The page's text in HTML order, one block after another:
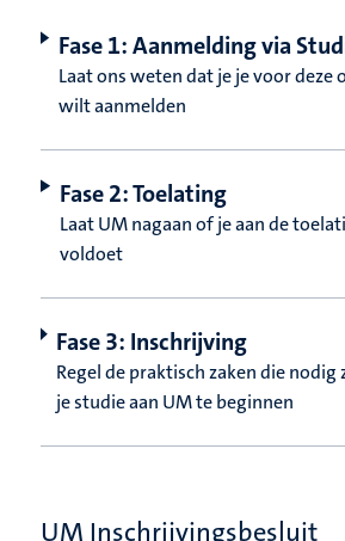
Fase 1: Aanmelding via
Laat ons weten dat je je voor deze
wilt aanmelden
Fase 2: Toelating
Laat UM nagaan of je aan de
voldoet
Fase 3: Inschrijving
Regel de praktisch zaken die
je studie aan UM te beginnen
UM Inschrijvingsbesluit